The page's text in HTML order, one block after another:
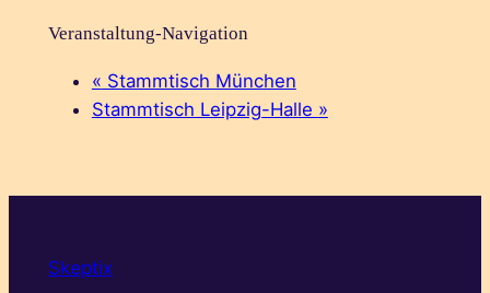
Veranstaltung-Navigation
« Stammtisch München
Stammtisch Leipzig-Halle »
Skeptix